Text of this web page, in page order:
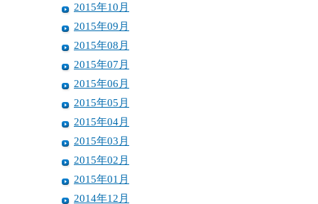
2015年10月
2015年09月
2015年08月
2015年07月
2015年06月
2015年05月
2015年04月
2015年03月
2015年02月
2015年01月
2014年12月